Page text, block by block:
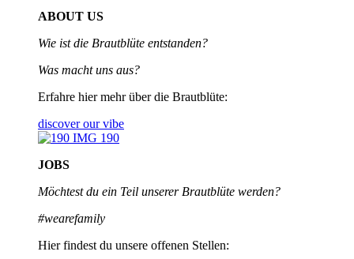
ABOUT US
Wie ist die Brautblüte entstanden?
Was macht uns aus?
Erfahre hier mehr über die Brautblüte:
discover our vibe
JOBS
Möchtest du ein Teil unsererBrautblüte werden?
#wearefamily
Hier findest du unsere offenen Stellen: